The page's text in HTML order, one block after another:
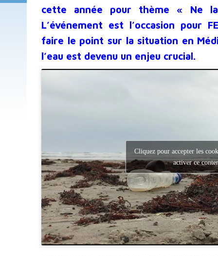
cette année pour thème « Ne
L’événement est l’occasion pour
faire le point sur la situation en
l’eau est devenu un enjeu crucial.
Cliquez pour accepter les
activer ce